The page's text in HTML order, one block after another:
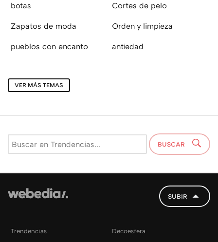
botas Cortes de pelo
Zapatos de moda Orden y limpieza
pueblos con encanto antiedad
VER MÁS TEMAS
BUSCAR
SUBIR
Trendencias Decoesfera